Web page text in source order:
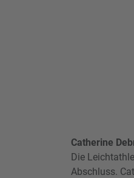
Catherine
Die
Abschluss.